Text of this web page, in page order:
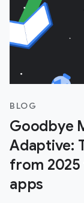
BLOG
Goodbye
Adaptive:
from
apps